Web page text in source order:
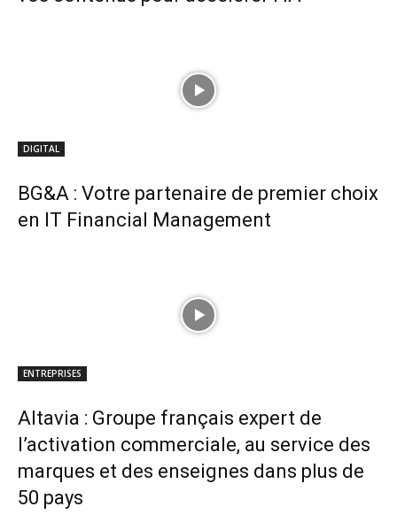
DIGITAL
BG&A : Votre partenaire de premier choix
en IT Financial Management
ENTREPRISES
Altavia : Groupe français expert de
l’activation commerciale, au service des
marques et des enseignes dans plus de
50 pays